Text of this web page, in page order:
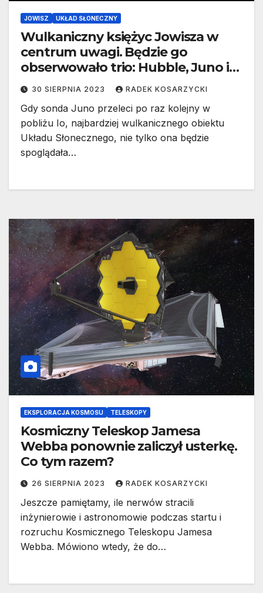
JOWISZ UKŁAD SŁONECZNY
Wulkaniczny księżyc Jowisza w
centrum uwagi. Będzie go
obserwowało trio: Hubble, Juno i
James Webb
30 SIERPNIA 2023 RADEK KOSARZYCKI
Gdy sonda Juno przeleci po raz kolejny w
pobliżu Io, najbardziej wulkanicznego obiektu
Układu Słonecznego, nie tylko ona będzie
spoglądała…
EKSPLORACJA KOSMOSU TELESKOPY
Kosmiczny Teleskop Jamesa
Webba ponownie zaliczył usterkę.
Co tym razem?
26 SIERPNIA 2023 RADEK KOSARZYCKI
Jeszcze pamiętamy, ile nerwów stracili
inżynierowie i astronomowie podczas startu i
rozruchu Kosmicznego Teleskopu Jamesa
Webba. Mówiono wtedy, że do…